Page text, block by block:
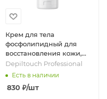
Крем для тела
фосфолипидный для
восстановления кожи,
200 мл, бренд -
Depiltouch Professional
Depiltouch Professional
Есть в наличии
830 ₽/шт